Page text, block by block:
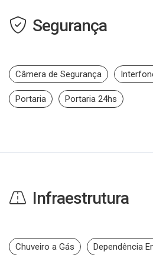
Segurança
Câmera de Segurança
Portaria Portaria 24hs
Infraestrutura
Chuveiro a Gás Dependência